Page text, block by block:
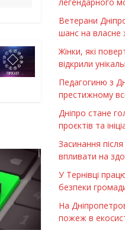
Ветерани
шанс на власне
Жінки, які
відкрили
Педагогиню з
престижному
Дніпро стане
проєктів та
Засинання
впливати на
У Тернівці
безпеки
На
пожеж в